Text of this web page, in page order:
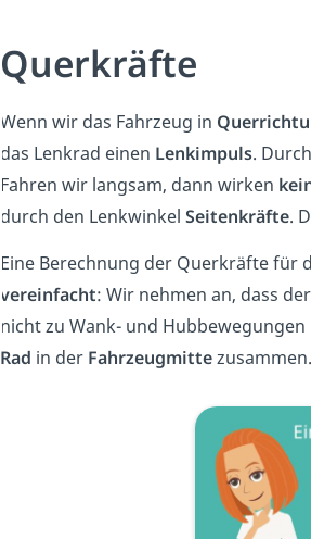
Querkräfte
Wenn wir das Fahrzeug in
das Lenkrad einen Lenkimpuls.
Fahren wir langsam, dann wirken
durch den Lenkwinkel Seitenkräfte.
Eine Berechnung der Querkräfte für
vereinfacht: Wir nehmen an, dass der
nicht zu Wank- und
Rad in der Fahrzeugmittezusammen.